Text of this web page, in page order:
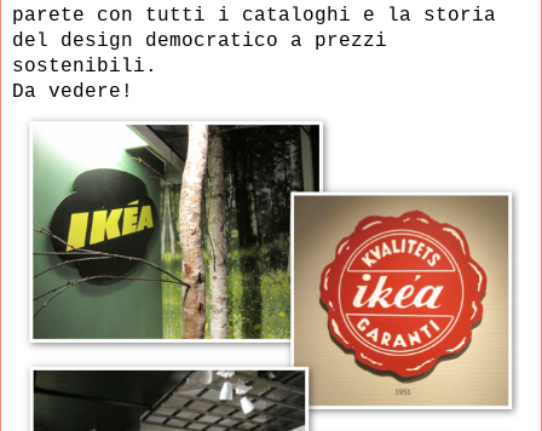
parete con tutti i cataloghi e la storia
del design democratico a prezzi
sostenibili.
Da vedere!